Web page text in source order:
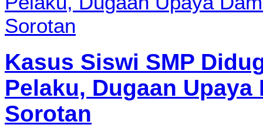
Kasus Siswi SMP
Pelaku, Dugaan
Sorotan